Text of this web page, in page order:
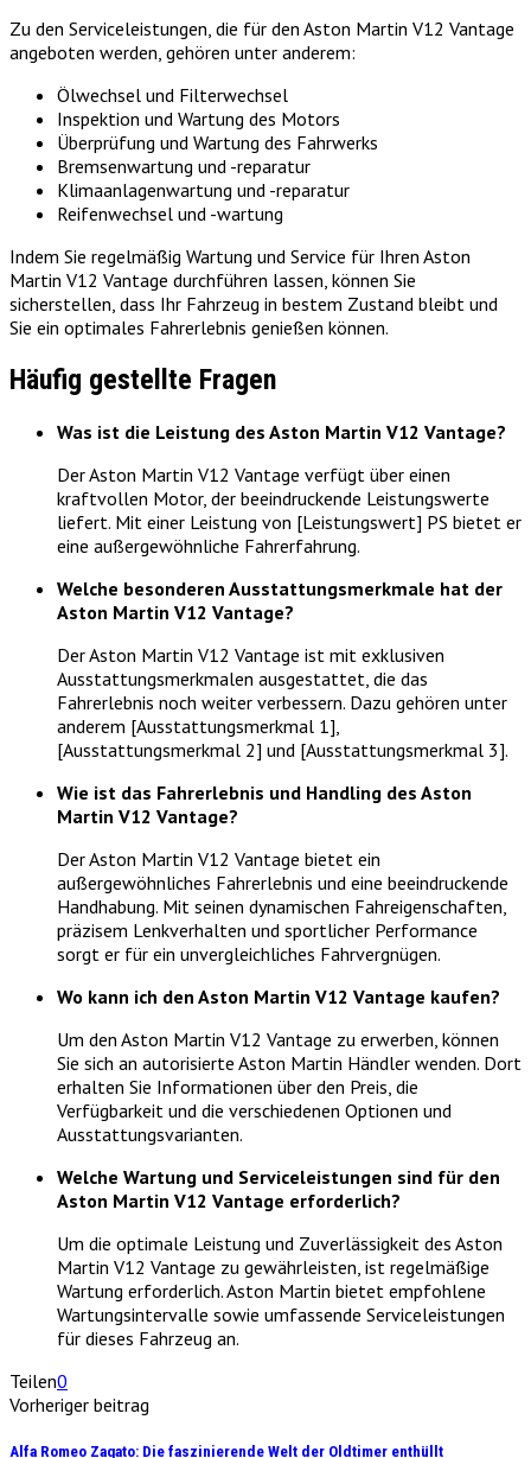
Zu den Serviceleistungen, die für den Aston Martin V12 Vantage
angeboten werden, gehören unter anderem:
Ölwechsel und Filterwechsel
Inspektion und Wartung des Motors
Überprüfung und Wartung des Fahrwerks
Bremsenwartung und -reparatur
Klimaanlagenwartung und -reparatur
Reifenwechsel und -wartung
Indem Sie regelmäßig Wartung und Service für Ihren Aston
Martin V12 Vantage durchführen lassen, können Sie
sicherstellen, dass Ihr Fahrzeug in bestem Zustand bleibt und
Sie ein optimales Fahrerlebnis genießen können.
Häufig gestellte Fragen
Was ist die Leistung des Aston Martin V12 Vantage?
Der Aston Martin V12 Vantage verfügt über einen
kraftvollen Motor, der beeindruckende Leistungswerte
liefert. Mit einer Leistung von [Leistungswert] PS bietet er
eine außergewöhnliche Fahrerfahrung.
Welche besonderen Ausstattungsmerkmale hat der
Aston Martin V12 Vantage?
Der Aston Martin V12 Vantage ist mit exklusiven
Ausstattungsmerkmalen ausgestattet, die das
Fahrerlebnis noch weiter verbessern. Dazu gehören unter
anderem [Ausstattungsmerkmal 1],
[Ausstattungsmerkmal 2] und [Ausstattungsmerkmal 3].
Wie ist das Fahrerlebnis und Handling des Aston
Martin V12 Vantage?
Der Aston Martin V12 Vantage bietet ein
außergewöhnliches Fahrerlebnis und eine beeindruckende
Handhabung. Mit seinen dynamischen Fahreigenschaften,
präzisem Lenkverhalten und sportlicher Performance
sorgt er für ein unvergleichliches Fahrvergnügen.
Wo kann ich den Aston Martin V12 Vantage kaufen?
Um den Aston Martin V12 Vantage zu erwerben, können
Sie sich an autorisierte Aston Martin Händler wenden. Dort
erhalten Sie Informationen über den Preis, die
Verfügbarkeit und die verschiedenen Optionen und
Ausstattungsvarianten.
Welche Wartung und Serviceleistungen sind für den
Aston Martin V12 Vantage erforderlich?
Um die optimale Leistung und Zuverlässigkeit des Aston
Martin V12 Vantage zu gewährleisten, ist regelmäßige
Wartung erforderlich. Aston Martin bietet empfohlene
Wartungsintervalle sowie umfassende Serviceleistungen
für dieses Fahrzeug an.
Teilen0
Vorheriger beitrag
Alfa Romeo Zagato: Die faszinierende Welt der Oldtimer enthüllt